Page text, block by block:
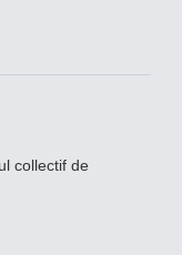
collectif de